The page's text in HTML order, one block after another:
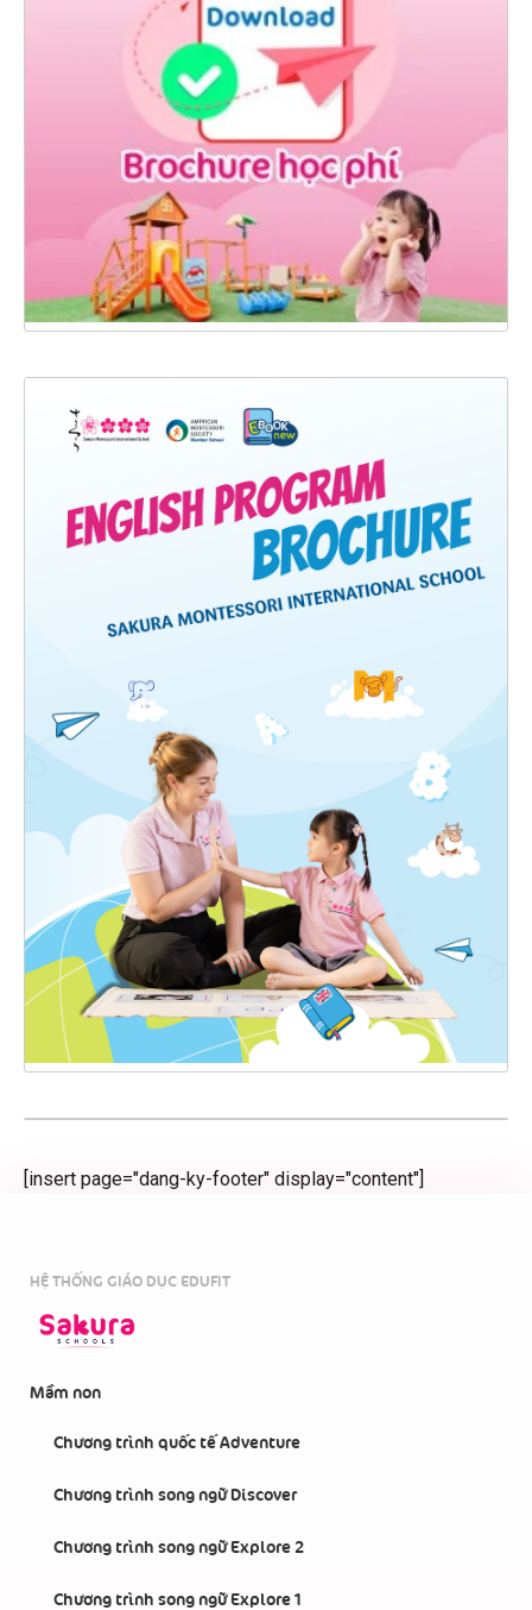
[insert page="dang-ky-footer" display="content"]
HỆ THỐNG GIÁO DỤC EDUFIT
Mầm non
Chương trình quốc tế Adventure
Chương trình song ngữ Discover
Chương trình song ngữ Explore 2
Chương trình song ngữ Explore 1